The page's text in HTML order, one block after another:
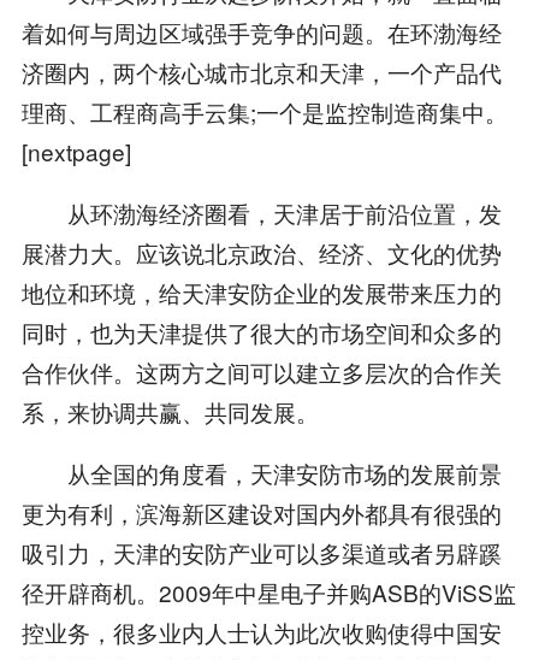
着如何与周边区域强手竞争的问题。在环渤海经
济圈内，两个核心城市北京和天津，一个产品代
理商、工程商高手云集;一个是监控制造商集中。
[nextpage]
从环渤海经济圈看，天津居于前沿位置，发
展潜力大。应该说北京政治、经济、文化的优势
地位和环境，给天津安防企业的发展带来压力的
同时，也为天津提供了很大的市场空间和众多的
合作伙伴。这两方之间可以建立多层次的合作关
系，来协调共赢、共同发展。
从全国的角度看，天津安防市场的发展前景
更为有利，滨海新区建设对国内外都具有很强的
吸引力，天津的安防产业可以多渠道或者另辟蹊
径开辟商机。2009年中星电子并购ASB的ViSS监
控业务，很多业内人士认为此次收购使得中国安